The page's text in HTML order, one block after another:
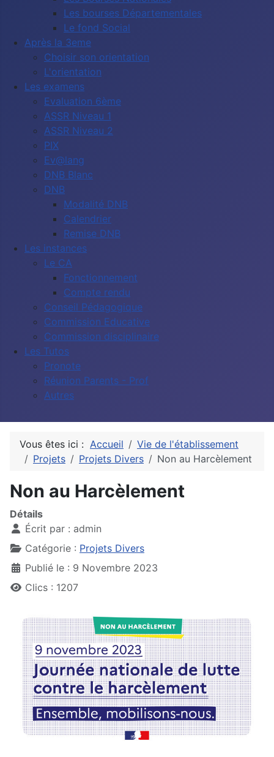
Les bourses Départementales
Le fond Social
Après la 3eme
Choisir son orientation
L'orientation
Les examens
Evaluation 6ème
ASSR Niveau 1
ASSR Niveau 2
PIX
Ev@lang
DNB Blanc
DNB
Modalité DNB
Calendrier
Remise DNB
Les instances
Le CA
Fonctionnement
Compte rendu
Conseil Pédagogique
Commission Educative
Commission disciplinaire
Les Tutos
Pronote
Réunion Parents - Prof
Autres
Vous êtes ici : Accueil
Vie de l'établissement
Projets
Projets Divers Non au Harcèlement
Non au Harcèlement
Détails
Écrit par : admin
Catégorie : Projets Divers
Publié le : 9 Novembre 2023
Clics : 1207